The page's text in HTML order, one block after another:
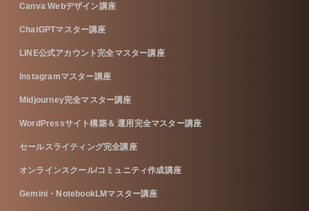
Canva Webデザイン講座
ChatGPTマスター講座
LINE公式アカウント完全マスター講座
Instagramマスター講座
Midjourney完全マスター講座
WordPressサイト構築＆ 運用完全マスター講座
セールスライティング完全講座
オンラインスクール/コミュニティ作成講座
Gemini・NotebookLMマスター講座